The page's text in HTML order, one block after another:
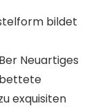
bildet
Neuartiges
exquisiten